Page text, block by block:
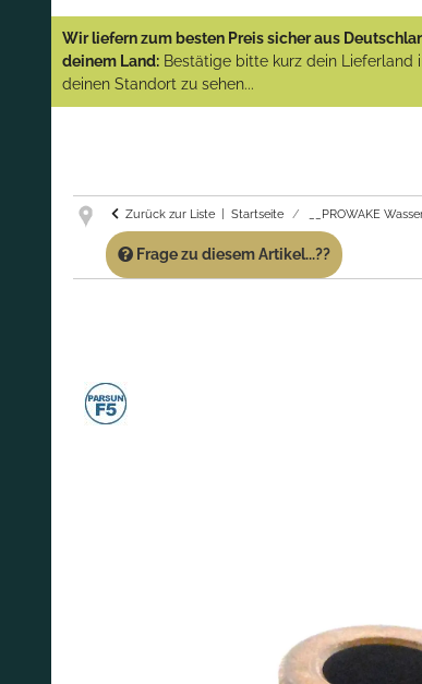
(Abverkauf)!
GARANTIE UND SERVICE:
Artikeln einfach an!
Wir liefern zum besten Preis sicher aus
deinem Land: Bestätige bitte kurz dein Lieferland
deinen Standort zu sehen...
Zurück zur Liste Startseite __PROWAKE
Frage zu diesem Artikel...??